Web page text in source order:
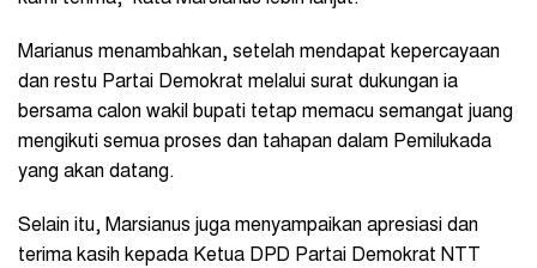
Marianus menambahkan, setelah mendapat kepercayaan
dan restu Partai Demokrat melalui surat dukungan ia
bersama calon wakil bupati tetap memacu semangat juang
mengikuti semua proses dan tahapan dalam Pemilukada
yang akan datang.
Selain itu, Marsianus juga menyampaikan apresiasi dan
terima kasih kepada Ketua DPD Partai Demokrat NTT